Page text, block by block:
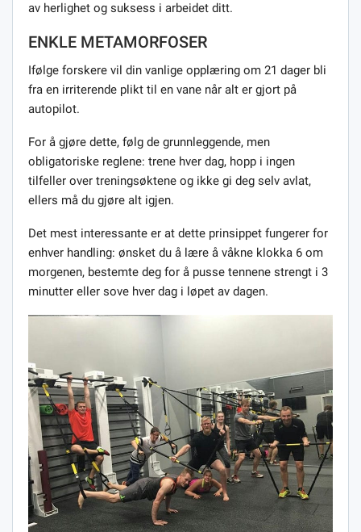
av herlighet og suksess i arbeidet ditt.
ENKLE METAMORFOSER
Ifølge forskere vil din vanlige opplæring om 21 dager bli
fra en irriterende plikt til en vane når alt er gjort på
autopilot.
For å gjøre dette, følg de grunnleggende, men
obligatoriske reglene: trene hver dag, hopp i ingen
tilfeller over treningsøktene og ikke gi deg selv avlat,
ellers må du gjøre alt igjen.
Det mest interessante er at dette prinsippet fungerer for
enhver handling: ønsket du å lære å våkne klokka 6 om
morgenen, bestemte deg for å pusse tennene strengt i 3
minutter eller sove hver dag i løpet av dagen.